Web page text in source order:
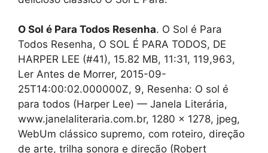
O Sol é Para Todos Resenha. O Sol é Para
Todos Resenha, O SOL É PARA TODOS, DE
HARPER LEE (#41), 15.82 MB, 11:31, 119,963,
Ler Antes de Morrer, 2015-09-
25T14:00:02.000000Z, 9, Resenha: O sol é
para todos (Harper Lee) — Janela Literária,
www.janelaliteraria.com.br, 1280 x 1278, jpeg,
WebUm clássico supremo, com roteiro, direção
de arte, trilha sonora e direção (Robert